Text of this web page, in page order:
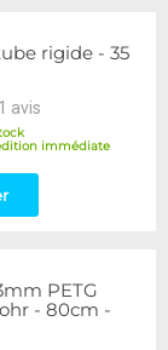
rigide - 35
1 avis
immédiate
PETG
- 80cm -